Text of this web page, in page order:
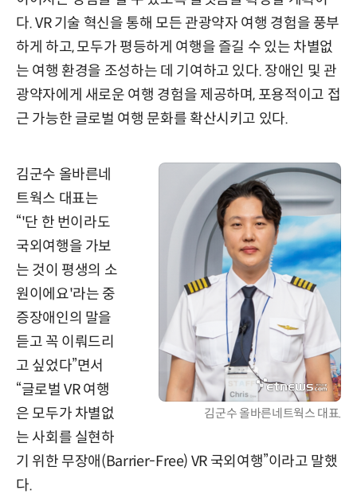
다. VR 기술 혁신을 통해 모든 관광약자 여행 경험을 풍부
하게 하고, 모두가 평등하게 여행을 즐길 수 있는 차별없
는 여행 환경을 조성하는 데 기여하고 있다. 장애인 및 관
광약자에게 새로운 여행 경험을 제공하며, 포용적이고 접
근 가능한 글로벌 여행 문화를 확산시키고 있다.
김군수 올바른네트웍스 대표.
김군수 올바른네
트웍스 대표는
“'단 한 번이라도
국외여행을 가보
는 것이 평생의 소
원이에요'라는 중
증장애인의 말을
듣고 꼭 이뤄드리
고 싶었다”면서
“글로벌 VR 여행
은 모두가 차별없
는 사회를 실현하
기 위한 무장애(Barrier-Free) VR 국외여행”이라고 말했
다.